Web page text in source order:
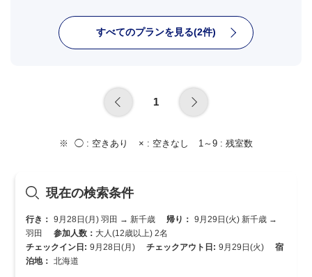
すべてのプランを見る(2件)
1
◯ : 空きあり × : 空きなし 1～9 : 残室数
現在の検索条件
行き： 9月28日(月) 羽田 → 新千歳 帰り： 9月29日(火) 新千歳 →
羽田
参加人数： 大人(12歳以上) 2名
チェックイン日: 9月28日(月) チェックアウト日: 9月29日(火)
宿
泊地： 北海道